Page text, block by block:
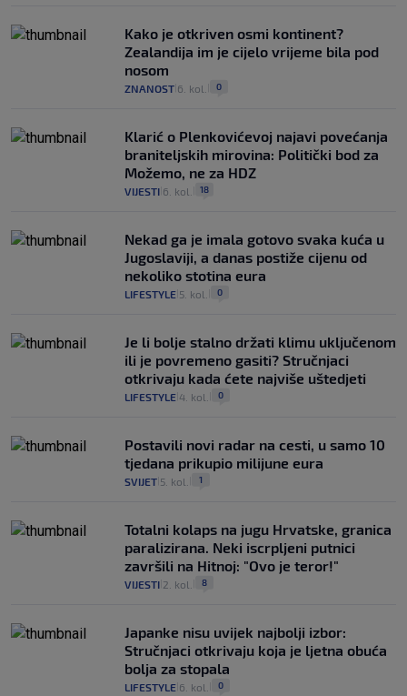
Kako je otkriven osmi kontinent?
Zealandija im je cijelo vrijeme bila pod
nosom
ZNANOST 6. kol. 0
Klarić o Plenkovićevoj najavi povećanja
braniteljskih mirovina: Politički bod za
Možemo, ne za HDZ
VIJESTI 6. kol. 18
Nekad ga je imala gotovo svaka kuća u
Jugoslaviji, a danas postiže cijenu od
nekoliko stotina eura
LIFESTYLE 5. kol. 0
Je li bolje stalno držati klimu uključenom
ili je povremeno gasiti? Stručnjaci
otkrivaju kada ćete najviše uštedjeti
LIFESTYLE 4. kol. 0
Postavili novi radar na cesti, u samo 10
tjedana prikupio milijune eura
SVIJET 5. kol. 1
Totalni kolaps na jugu Hrvatske, granica
paralizirana. Neki iscrpljeni putnici
završili na Hitnoj: "Ovo je teror!"
VIJESTI 2. kol. 8
Japanke nisu uvijek najbolji izbor:
Stručnjaci otkrivaju koja je ljetna obuća
bolja za stopala
LIFESTYLE 6. kol. 0